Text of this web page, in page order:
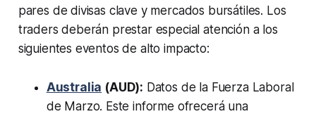
pares de divisas clave y mercados bursátiles. Los
traders deberán prestar especial atención a los
siguientes eventos de alto impacto:
Australia (AUD): Datos de la Fuerza Laboral
de Marzo. Este informe ofrecerá una